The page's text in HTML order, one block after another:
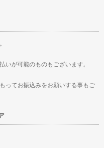
いが可能のものもございます。
ってお振込みをお願いする事もご